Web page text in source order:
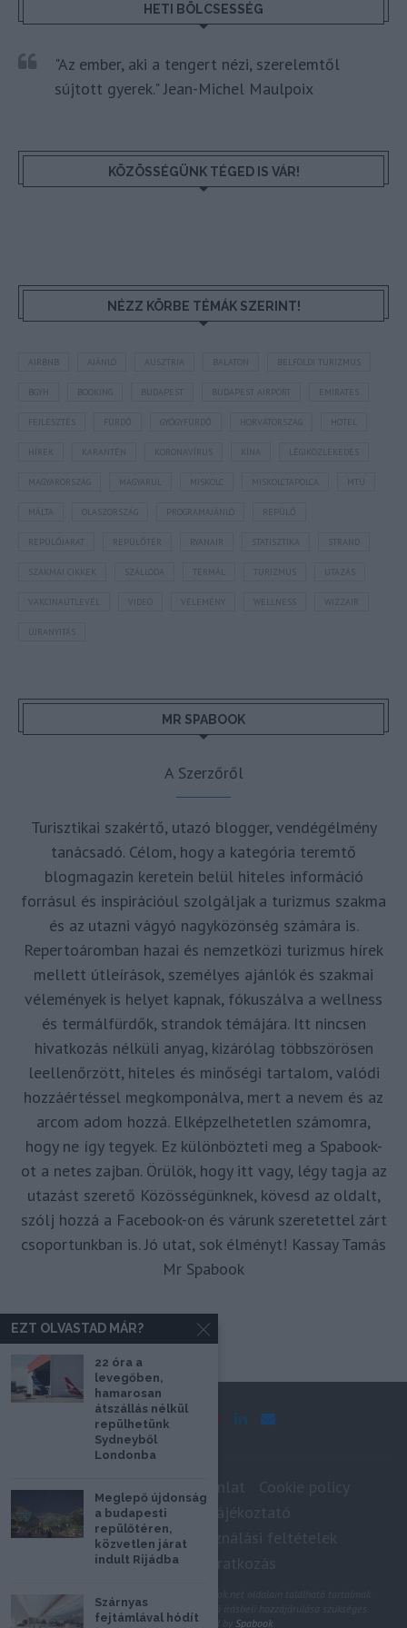
HETI BÖLCSESSÉG
"Az ember, aki a tengert nézi, szerelemtől
sújtott gyerek." Jean-Michel Maulpoix
KÖZÖSSÉGÜNK TÉGED IS VÁR!
NÉZZ KÖRBE TÉMÁK SZERINT!
AUSZTRIA BALATON BELFÖLDI TURIZMUS
BUDAPEST BUDAPEST AIRPORT EMIRATES
FEJLESZTÉS HORVÁTORSZÁG HOTEL
KARANTÉN LÉGIKÖZLEKEDÉS
MAGYARORSZÁG MISKOLCTAPOLCA MTÜ
MÁLTA OLASZORSZÁG
REPÜLŐJÁRAT REPÜLŐTÉR STATISZTIKA STRAND
SZAKMAI CIKKEK SZÁLLODA TERMÁL TURIZMUS UTAZÁS
VAKCINAÚTLEVÉL WIZZAIR
ÚJRANYITÁS
MR SPABOOK
A Szerzőről
Turisztikai szakértő, utazó blogger, vendégélmény
tanácsadó. Célom, hogy a kategória teremtő
blogmagazin keretein belül hiteles információ
forrásul és inspirációul szolgáljak a turizmus szakma
és az utazni vágyó nagyközönség számára is.
Repertoáromban hazai és nemzetközi turizmus hírek
mellett útleírások, személyes ajánlók és szakmai
vélemények is helyet kapnak, fókuszálva a wellness
és termálfürdők, strandok témájára. Itt nincsen
hivatkozás nélküli anyag, kizárólag többszörösen
leellenőrzött, hiteles és minőségi tartalom, valódi
hozzáértéssel megkomponálva, mert a nevem és az
arcom adom hozzá. Elképzelhetetlen számomra,
hogy ne így tegyek. Ez különbözteti meg a Spabook-
ot a netes zajban. Örülök, hogy itt vagy, légy tagja az
utazást szerető Közösségünknek, kövesd az oldalt,
szólj hozzá a Facebook-on és várunk szeretettel zárt
csoportunkban is. Jó utat, sok élményt! Kassay Tamás
Mr Spabook
Impresszum
Adatkezelési tájékoztató
Szerzői jogok, felhasználási feltételek
Hírlevél feliratkozás
@2020 - Minden jog fenntartva. A Spabook.net oldalain található tartalmak
felhasználásához, újraközléséhez a szerző írásbeli hozzájárulása szükséges.
All Rights Reserved by Spabook
EZT OLVASTAD MÁR?
22 óra a
levegőben,
hamarosan
átszállás nélkül
repülhetünk
Sydneyből
Londonba
Meglepő újdonság
a budapesti
repülőtéren,
közvetlen járat
indult Rijádba
Szárnyas
fejtámlával hódít